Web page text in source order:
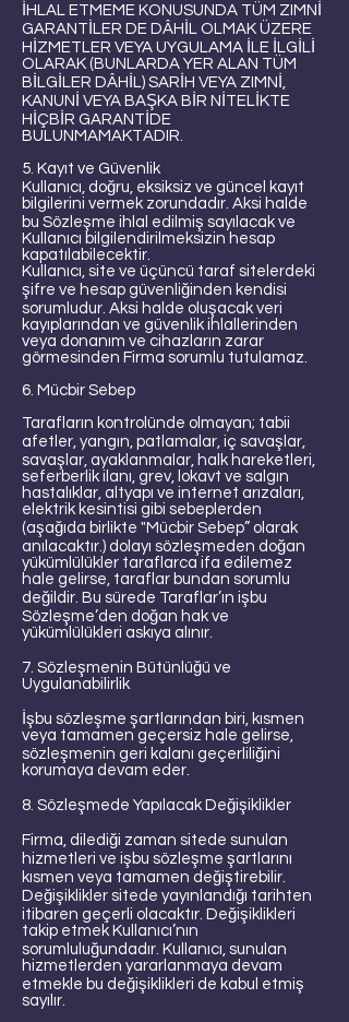
İHLAL ETMEME KONUSUNDA TÜM ZIMNİ
GARANTİLER DE DÂHİL OLMAK ÜZERE
HİZMETLER VEYA UYGULAMA İLE İLGİLİ
OLARAK (BUNLARDA YER ALAN TÜM
BİLGİLER DÂHİL) SARİH VEYA ZIMNİ,
KANUNİ VEYA BAŞKA BİR NİTELİKTE
HİÇBİR GARANTİDE
BULUNMAMAKTADIR.
5. Kayıt ve Güvenlik
Kullanıcı, doğru, eksiksiz ve güncel kayıt
bilgilerini vermek zorundadır. Aksi halde
bu Sözleşme ihlal edilmiş sayılacak ve
Kullanıcı bilgilendirilmeksizin hesap
kapatılabilecektir.
Kullanıcı, site ve üçüncü taraf sitelerdeki
şifre ve hesap güvenliğinden kendisi
sorumludur. Aksi halde oluşacak veri
kayıplarından ve güvenlik ihlallerinden
veya donanım ve cihazların zarar
görmesinden Firma sorumlu tutulamaz.
6. Mücbir Sebep
Tarafların kontrolünde olmayan; tabii
afetler, yangın, patlamalar, iç savaşlar,
savaşlar, ayaklanmalar, halk hareketleri,
seferberlik ilanı, grev, lokavt ve salgın
hastalıklar, altyapı ve internet arızaları,
elektrik kesintisi gibi sebeplerden
(aşağıda birlikte "Mücbir Sebep” olarak
anılacaktır.) dolayı sözleşmeden doğan
yükümlülükler taraflarca ifa edilemez
hale gelirse, taraflar bundan sorumlu
değildir. Bu sürede Taraflar’ın işbu
Sözleşme’den doğan hak ve
yükümlülükleri askıya alınır.
7. Sözleşmenin Bütünlüğü ve
Uygulanabilirlik
İşbu sözleşme şartlarından biri, kısmen
veya tamamen geçersiz hale gelirse,
sözleşmenin geri kalanı geçerliliğini
korumaya devam eder.
8. Sözleşmede Yapılacak Değişiklikler
Firma, dilediği zaman sitede sunulan
hizmetleri ve işbu sözleşme şartlarını
kısmen veya tamamen değiştirebilir.
Değişiklikler sitede yayınlandığı tarihten
itibaren geçerli olacaktır. Değişiklikleri
takip etmek Kullanıcı’nın
sorumluluğundadır. Kullanıcı, sunulan
hizmetlerden yararlanmaya devam
etmekle bu değişiklikleri de kabul etmiş
sayılır.